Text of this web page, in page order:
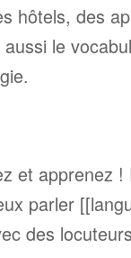
hôtels, des
le
et apprenez
parler
des